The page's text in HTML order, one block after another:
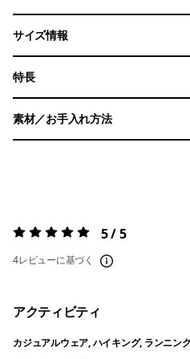
サイズ情報
特長
素材／お手入れ方法
評価:5 / 5 5 / 5
4レビューに基づく
アクティビティ
カジュアルウェア, ハイキング, ランニン